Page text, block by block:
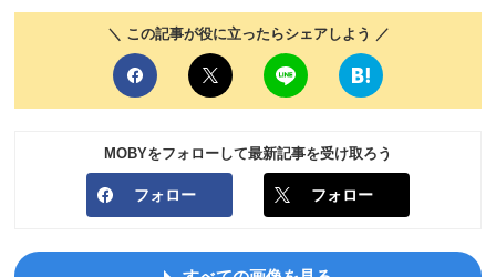
＼ この記事が役に立ったらシェアしよう ／
MOBYをフォローして最新記事を受け取ろう
フォロー フォロー